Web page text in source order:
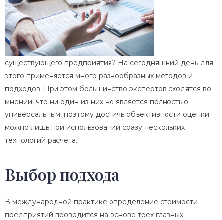
существующего предприятия? На сегодняшний день для
этого применяется много разнообразных методов и
подходов. При этом большинство экспертов сходятся во
мнении, что ни один из них не является полностью
универсальным, поэтому достичь объективности оценки
можно лишь при использовании сразу нескольких
технологий расчета.
Выбор подхода
В международной практике определение стоимости
предприятий проводится на основе трех главных